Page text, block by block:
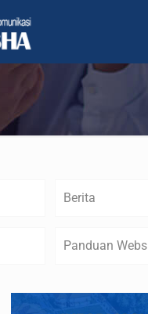
Berita
Panduan